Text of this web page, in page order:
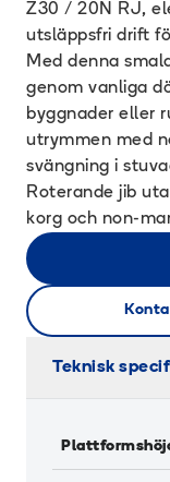
Z30 / 20N RJ,
utsläppsfri drift
Med denna
genom vanliga
byggnader eller
utrymmen med
svängning i
Roterande jib
korg och non-
Teknisk